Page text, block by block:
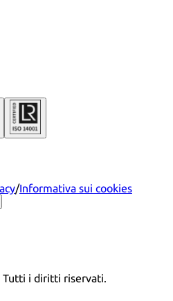
/Informativa sui cookies
Tutti i diritti riservati.